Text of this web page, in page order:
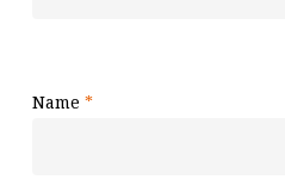
Name *